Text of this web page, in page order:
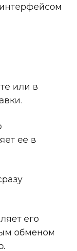
или в
ее в
его
обменом